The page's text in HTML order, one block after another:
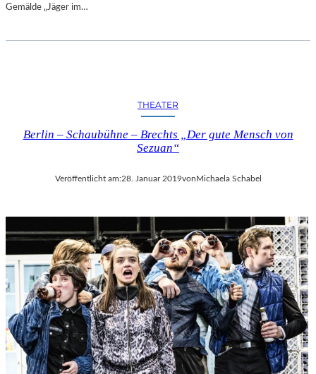
Gemälde „Jäger im…
THEATER
Berlin – Schaubühne – Brechts „Der gute Mensch von
Sezuan“
Veröffentlicht am:28. Januar 2019vonMichaela Schabel